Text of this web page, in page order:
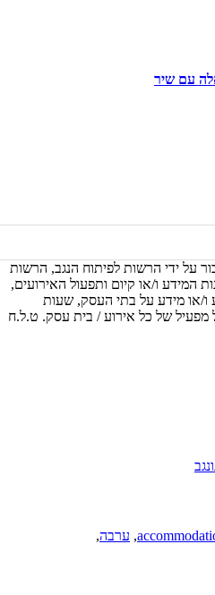
עם שיר
על ידי הרשות לפיתוח הנגב, הרשות
המידע ו/או קיום ותפעול האירועים,
ו/או מידע על בתי העסק, שעות
מפעיל של כל אירוע / בית עסק. ט.ל.ח
, ערבה,